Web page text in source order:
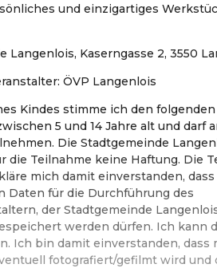
und einzigartiges
Kaserngasse 2, 3550
ÖVP Langenlois
Kindes stimme ich den folgenden
5 und 14 Jahre alt und darf
Die Stadtgemeinde
die Teilnahme keine Haftung. Die
mich damit einverstanden, dass
Daten für die Durchführung des
der Stadtgemeinde
werden dürfen. Ich kann
Ich bin damit einverstanden, dass
fotografiert/gefilmt wird und